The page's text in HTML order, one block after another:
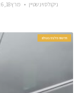
ניקולס וינשטיין מרץ 18, 2026
חדשות סלבס בעולם